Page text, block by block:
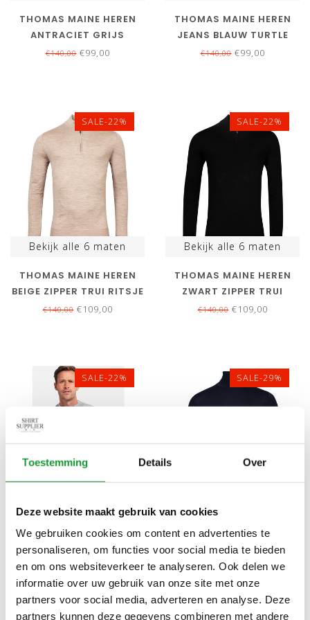
Toestemming Details Over
Deze website maakt gebruik van cookies
We gebruiken cookies om content en advertenties te
personaliseren, om functies voor social media te bieden
en om ons websiteverkeer te analyseren. Ook delen we
informatie over uw gebruik van onze site met onze
partners voor social media, adverteren en analyse. Deze
partners kunnen deze gegevens combineren met andere
THOMAS MAINE HEREN
ANTRACIET GRIJS
TURTLE TRUI MERINO WOL
€140,00€99,00
THOMAS MAINE HEREN
JEANS BLAUW TURTLE
TRUI MERINO WOL
€140,00€99,00
SALE-22%
Bekijk alle 6 maten
THOMAS MAINE HEREN
BEIGE ZIPPER TRUI RITSJE
MERINO WOL
€140,00€109,00
SALE-22%
Bekijk alle 6 maten
THOMAS MAINE HEREN
ZWART ZIPPER TRUI
RITSJE MERINO WOL
€140,00€109,00
SALE-22%
THOMAS MAINE HEREN
LICHTGRIJS ZIPPER TRUI
RITSJE MERINO WOL
€140,00€109,00
SALE-29%
THOMAS MAINE HEREN
DONKERBLAUW COLTRUI
MERINO WOL
€140,00€99,00